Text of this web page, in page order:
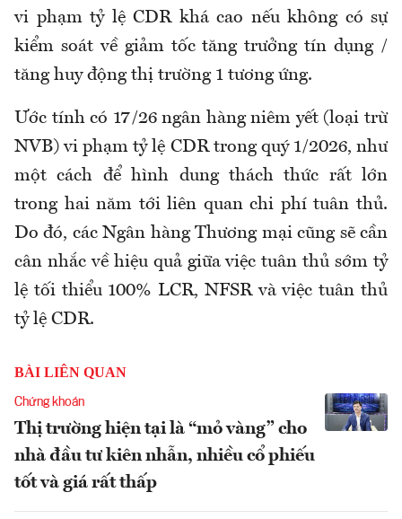
vi phạm tỷ lệ CDR khá cao nếu không có sự
kiểm soát về giảm tốc tăng trưởng tín dụng /
tăng huy động thị trường 1 tương ứng.
Ước tính có 17/26 ngân hàng niêm yết (loại trừ
NVB) vi phạm tỷ lệ CDR trong quý 1/2026, như
một cách để hình dung thách thức rất lớn
trong hai năm tới liên quan chi phí tuân thủ.
Do đó, các Ngân hàng Thương mại cũng sẽ cần
cân nhắc về hiệu quả giữa việc tuân thủ sớm tỷ
lệ tối thiểu 100% LCR, NFSR và việc tuân thủ
tỷ lệ CDR.
BÀI LIÊN QUAN
Chứng khoán
Thị trường hiện tại là “mỏ vàng” cho
nhà đầu tư kiên nhẫn, nhiều cổ phiếu
tốt và giá rất thấp